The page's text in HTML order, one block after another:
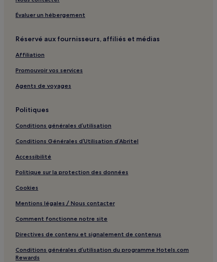
Mamoudzou : hôtels Hôtels avec parking
Évaluer un hébergement
Réservé aux fournisseurs, affiliés et médias
Affiliation
Promouvoir vos services
Agents de voyages
Politiques
Conditions générales d’utilisation
Conditions Générales d’Utilisation d’Abritel
Accessibilité
Politique sur la protection des données
Cookies
Mentions légales / Nous contacter
Comment fonctionne notre site
Directives de contenu et signalement de contenus
Conditions générales d’utilisation du programme Hotels.com
Rewards